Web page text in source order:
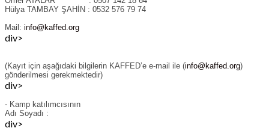
Hülya TAMBAY ŞAHİN : 0532 576 79 74
Mail: info@kaffed.org
div>
(Kayıt için aşağıdaki bilgilerin KAFFED’e e-mail ile (info@kaffed.org)
gönderilmesi gerekmektedir)
div>
- Kamp katılımcısının
Adı Soyadı :
div>